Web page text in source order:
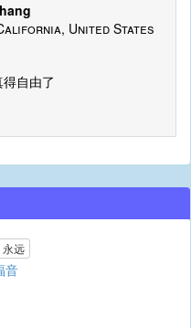
United States
自由了
永远
音